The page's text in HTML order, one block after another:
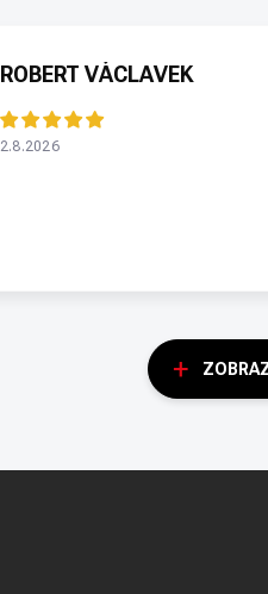
ROBERT VÁCLAVEK
2.8.2026